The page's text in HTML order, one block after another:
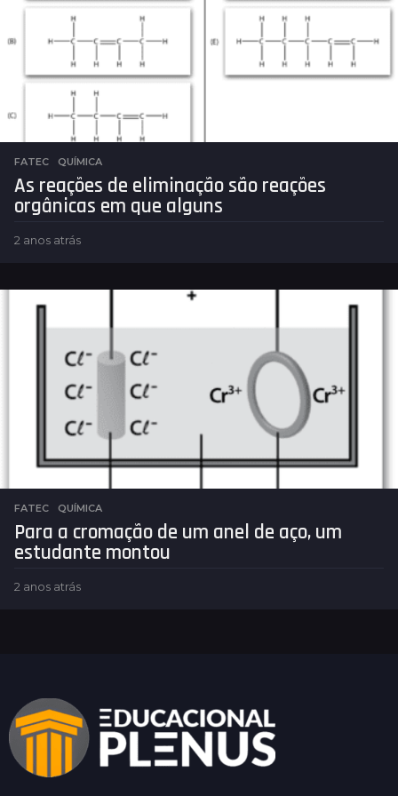
s
FATEC ,QUÍMICA
As reações de eliminação são reações
orgânicas em que alguns
2 anos atrás
o
a
r
s
FATEC ,QUÍMICA
Para a cromação de um anel de aço, um
estudante montou
2 anos atrás
á